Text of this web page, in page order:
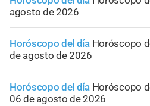
agosto de 2026
Horóscopo del día Horóscopo
de agosto de 2026
Horóscopo del día Horóscopo
06 de agosto de 2026